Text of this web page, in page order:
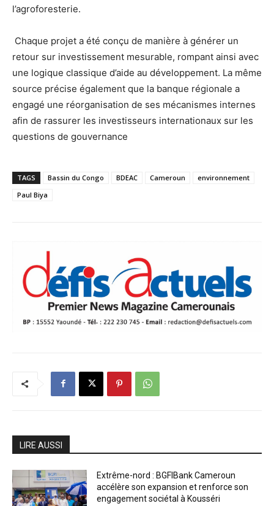
l’agroforesterie.
Chaque projet a été conçu de manière à générer un
retour sur investissement mesurable, rompant ainsi avec
une logique classique d’aide au développement. La même
source précise également que la banque régionale a
engagé une réorganisation de ses mécanismes internes
afin de rassurer les investisseurs internationaux sur les
questions de gouvernance
TAGS Bassin du Congo BDEAC Cameroun
environnement
Paul Biya
LIRE AUSSI
Extrême-nord : BGFIBank Cameroun
accélère son expansion et renforce son
engagement sociétal à Kousséri